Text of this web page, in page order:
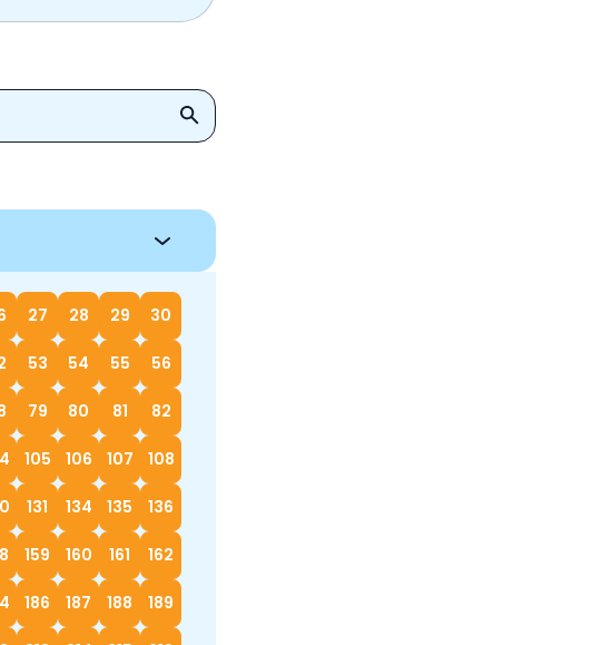
27 28 29 30
53 54 55 56
79 80 81 82
105 106 107 108
131 134 135 136
159 160 161 162
186 187 188 189